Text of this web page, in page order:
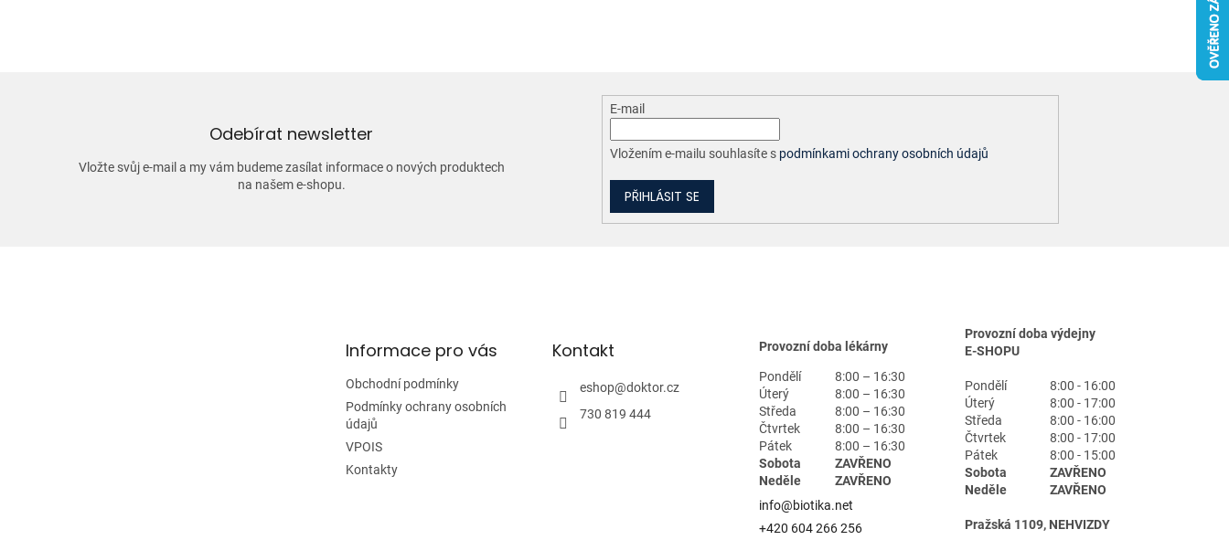
Odebírat newsletter
Vložte svůj e-mail a my vám budeme zasílat informace o nových produktech
na našem e-shopu.
E-mail
Vložením e-mailu souhlasíte s podmínkami ochrany osobních údajů
PŘIHLÁSIT SE
Informace pro vás
Obchodní podmínky
Podmínky ochrany osobních
údajů
VPOIS
Kontakty
Kontakt
eshop@doktor.cz
730 819 444
Provozní doba lékárny
Pondělí
8:00 – 16:30
Úterý
8:00 – 16:30
Středa
8:00 – 16:30
Čtvrtek
8:00 – 16:30
Pátek
8:00 – 16:30
Sobota
ZAVŘENO
Neděle
ZAVŘENO
info@biotika.net
+420 604 266 256
Provozní doba výdejny
E-SHOPU
Pondělí
8:00 - 16:00
Úterý
8:00 - 17:00
Středa
8:00 - 16:00
Čtvrtek
8:00 - 17:00
Pátek
8:00 - 15:00
Sobota
ZAVŘENO
Neděle
ZAVŘENO
Pražská 1109, NEHVIZDY